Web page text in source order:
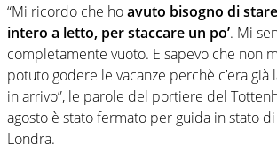
“Mi ricordo che hoavuto bisogno di
intero a letto, per staccare un po’. Mi
completamente vuoto. E sapevo che non
potuto godere le vacanze perchè c’era già
in arrivo”, le parole del portiere del
agosto è stato fermato per guida in stato
Londra.